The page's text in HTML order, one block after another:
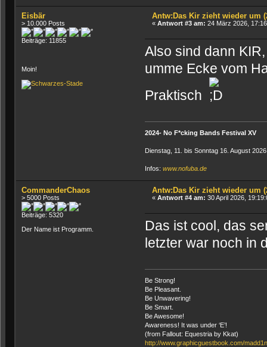
Eisbär
> 10.000 Posts
Beiträge: 11855
Moin!
Antw:Das Kir zieht wieder um
«Antwort #3 am: 24 März 2026,
Also sind dann
umme Ecke vom
Praktisch
2024- No F*cking Bands Festival XV
Dienstag, 11. bis Sonntag 16. August
Infos: www.nofuba.de
CommanderChaos
> 5000 Posts
Beiträge: 5320
Der Name ist Programm.
Antw:Das Kir zieht wieder um
«Antwort #4 am: 30 April 2026,
Das ist cool, das
letzter war noch in
Be Strong!
Be Pleasant.
Be Unwavering!
Be Smart.
Be Awesome!
Awareness! It was under ‘E’!
(from Fallout: Equestria by Kkat)
http://www.graphicguestbook.com/madd1n